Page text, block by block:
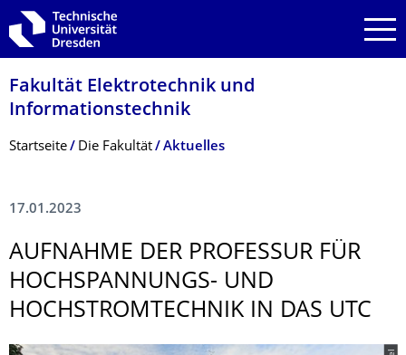
Zur Hauptnavigation springen
Zur Suche springen
Zum Inhalt springen
Fakultät Elektrotechnik und
Informationstech­nik
Breadcrumb-Menü
Startseite Die Fakultät Aktuelles
17.01.2023
AUFNAHME DER PROFESSUR FÜR
HOCHSPANNUNGS- UND
HOCHSTROMTECH­NIK IN DAS UTC